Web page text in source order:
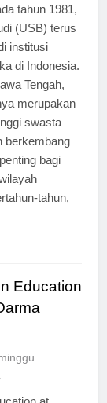
Konteks
tahun 1981,
(USB) terus
institusi
di Indonesia.
Tengah,
merupakan
swasta
bagi
tahun,
Education